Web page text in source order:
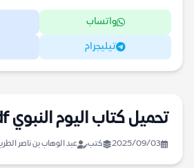
واتساب
تيليجرام
تحميل كتاب اليوم النبوي pdf
2025/09/03 كتب عبد الوهاب بن ناصر